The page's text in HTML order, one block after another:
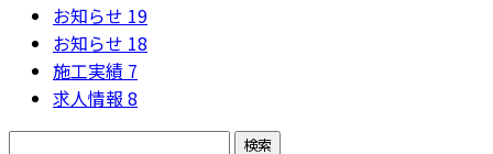
お知らせ 19
お知らせ 18
施工実績 7
求人情報 8